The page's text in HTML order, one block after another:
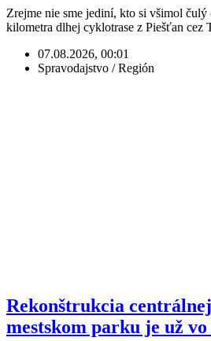
Zrejme nie sme jediní, kto si všimol
kilometra dlhej cyklotrase z Piešťan cez
07.08.2026, 00:01
Spravodajstvo / Región
Rekonštrukcia
mestskom parku je už